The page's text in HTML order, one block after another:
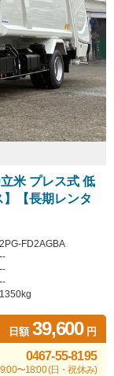
米 プレス式 低
【長期レンタ
2PG-FD2AGBA
--
--
--
1350kg
日額39,600円
0467-55-8195
9:00〜18:00 (日・祝休み)